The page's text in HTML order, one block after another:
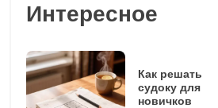
Интересное
Как решать
судоку для
новичков